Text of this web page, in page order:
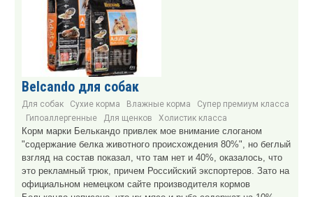
Belcando для собак
Для собак Сухие корма Влажные корма
Супер премиум класса
Гипоаллергенные
Для щенков Холистик класса
Корм марки Белькандо привлек мое внимание слоганом
"содержание белка животного происхождения 80%", но беглый
взгляд на состав показал, что там нет и 40%, оказалось, что
это рекламный трюк, причем Российский экспортеров. Зато на
официальном немецком сайте производителя кормов